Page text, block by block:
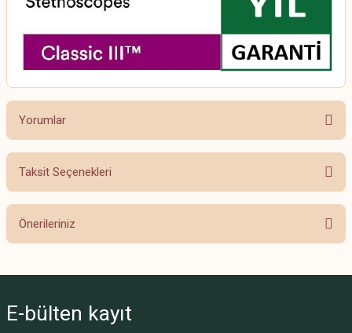
Yorumlar
Bu ürüne ilk yorumu siz yapın!
Taksit Seçenekleri
Önerileriniz
Görüş ve önerileriniz için teşekkür ederiz.
E-bülten kayıt